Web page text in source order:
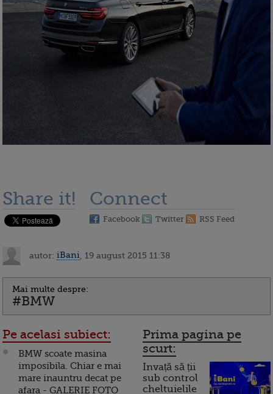
Share it! Connect
Facebook Twitter RSS Feed
autor: iBani , 19 august 2015 11:38
Mai multe despre:
#BMW
Pe acelasi subiect:
BMW scoate masina
imposibila. Chiar e mai
mare inauntru decat pe
afara - GALERIE FOTO
Prima pagina pe
scurt:
Invață să ții
sub control
cheltuielile